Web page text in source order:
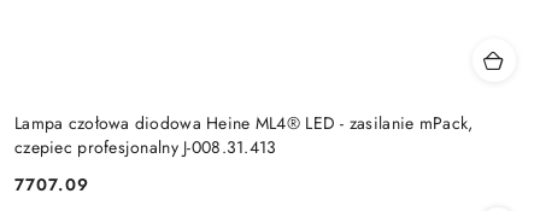
Lampa czołowa diodowa Heine ML4® LED - zasilanie mPack,
czepiec profesjonalny J-008.31.413
Cena:
7707.09